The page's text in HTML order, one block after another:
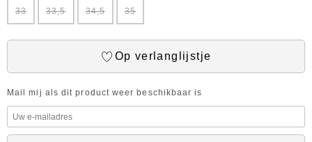
33 33,5 34,5 35
Op verlanglijstje
Mail mij als dit product weer beschikbaar is